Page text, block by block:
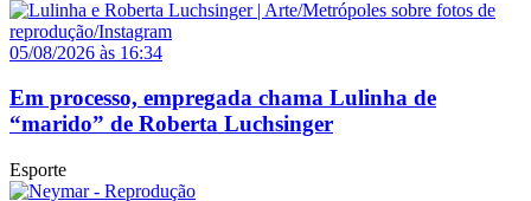
05/08/2026 às 16:34
Em processo, empregada chama Lulinha de
“marido” de Roberta Luchsinger
Esporte